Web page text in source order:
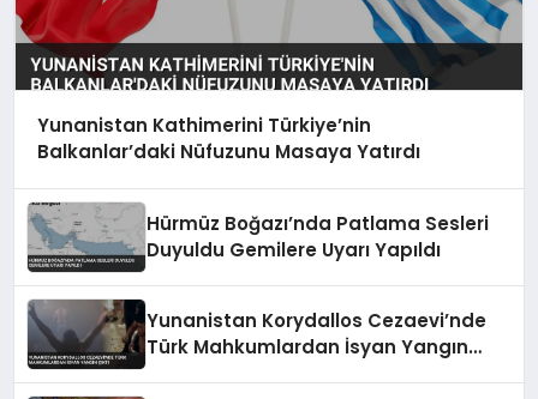
Yunanistan Kathimerini Türkiye’nin
Balkanlar’daki Nüfuzunu Masaya Yatırdı
Hürmüz Boğazı’nda Patlama Sesleri
Duyuldu Gemilere Uyarı Yapıldı
Yunanistan Korydallos Cezaevi’nde
Türk Mahkumlardan İsyan Yangın